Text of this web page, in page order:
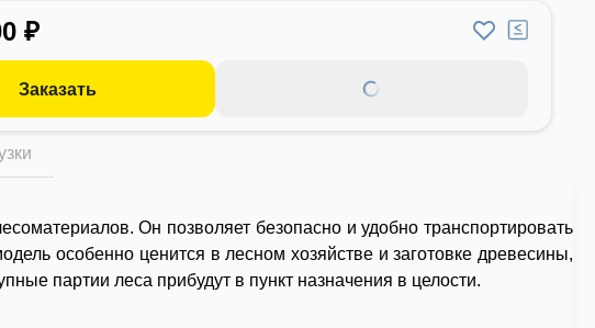
₽
Заказать
Он позволяет безопасно и удобно транспортировать
особенно ценится в лесном хозяйстве и заготовке древесины,
партии леса прибудут в пункт назначения в целости.